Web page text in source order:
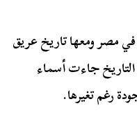
في مصر ومعها تاريخ عريق
جاءت أسماء
رغم تغيرها.